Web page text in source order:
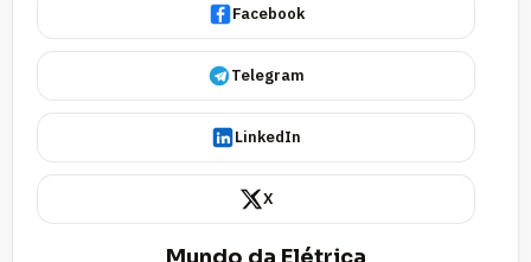
Facebook
Telegram
LinkedIn
X
Mundo da Elétrica